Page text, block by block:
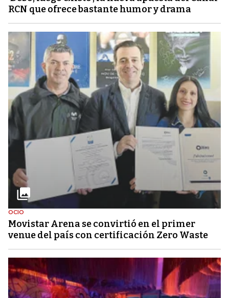
RCN que ofrece bastante humor y drama
OCIO
Movistar Arena se convirtió en el primer
venue del país con certificación Zero Waste